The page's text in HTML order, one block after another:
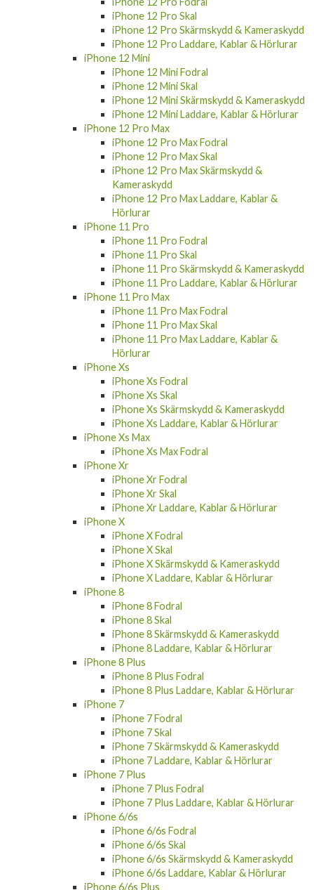
iPhone SE 2020 Skal
iPhone SE 2020 Skärmskydd & Kameraskydd
iPhone SE 2020 Laddare, Kablar & Hörlurar
iPhone 12 Pro
iPhone 12 Pro Fodral
iPhone 12 Pro Skal
iPhone 12 Pro Skärmskydd & Kameraskydd
iPhone 12 Pro Laddare, Kablar & Hörlurar
iPhone 12 Mini
iPhone 12 Mini Fodral
iPhone 12 Mini Skal
iPhone 12 Mini Skärmskydd & Kameraskydd
iPhone 12 Mini Laddare, Kablar & Hörlurar
iPhone 12 Pro Max
iPhone 12 Pro Max Fodral
iPhone 12 Pro Max Skal
iPhone 12 Pro Max Skärmskydd &
Kameraskydd
iPhone 12 Pro Max Laddare, Kablar &
Hörlurar
iPhone 11 Pro
iPhone 11 Pro Fodral
iPhone 11 Pro Skal
iPhone 11 Pro Skärmskydd & Kameraskydd
iPhone 11 Pro Laddare, Kablar & Hörlurar
iPhone 11 Pro Max
iPhone 11 Pro Max Fodral
iPhone 11 Pro Max Skal
iPhone 11 Pro Max Laddare, Kablar &
Hörlurar
iPhone Xs
iPhone Xs Fodral
iPhone Xs Skal
iPhone Xs Skärmskydd & Kameraskydd
iPhone Xs Laddare, Kablar & Hörlurar
iPhone Xs Max
iPhone Xs Max Fodral
iPhone Xr
iPhone Xr Fodral
iPhone Xr Skal
iPhone Xr Laddare, Kablar & Hörlurar
iPhone X
iPhone X Fodral
iPhone X Skal
iPhone X Skärmskydd & Kameraskydd
iPhone X Laddare, Kablar & Hörlurar
iPhone 8
iPhone 8 Fodral
iPhone 8 Skal
iPhone 8 Skärmskydd & Kameraskydd
iPhone 8 Laddare, Kablar & Hörlurar
iPhone 8 Plus
iPhone 8 Plus Fodral
iPhone 8 Plus Laddare, Kablar & Hörlurar
iPhone 7
iPhone 7 Fodral
iPhone 7 Skal
iPhone 7 Skärmskydd & Kameraskydd
iPhone 7 Laddare, Kablar & Hörlurar
iPhone 7 Plus
iPhone 7 Plus Fodral
iPhone 7 Plus Laddare, Kablar & Hörlurar
iPhone 6/6s